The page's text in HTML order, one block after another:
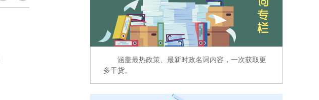
涵盖最热政策、最新时政名词内容，一次获取更
多干货。